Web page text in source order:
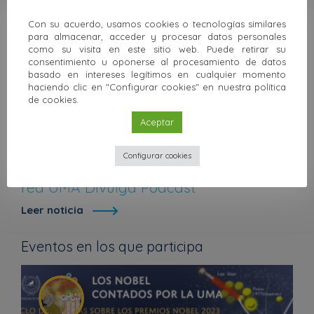
'Hablando se entiende la ciencia' se
integra como nuevo programa de la
red UMA Divulga Podcast
Leer noticia
Eventos en los que participa
Con su acuerdo, usamos cookies o tecnologías similares
para almacenar, acceder y procesar datos personales
como su visita en este sitio web. Puede retirar su
consentimiento u oponerse al procesamiento de datos
basado en intereses legítimos en cualquier momento
haciendo clic en "Configurar cookies" en nuestra política
de cookies.
Aceptar
Configurar cookies